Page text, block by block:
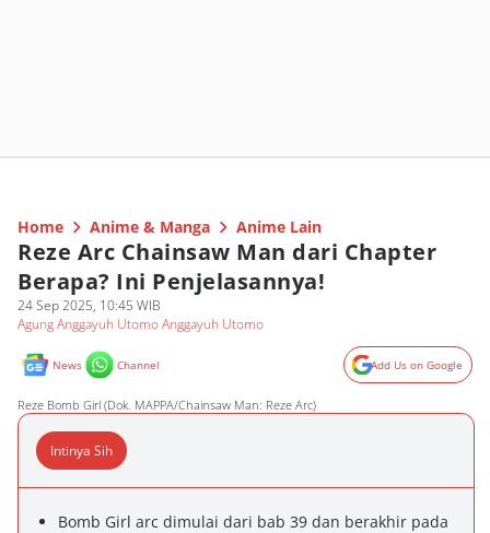
Home Anime & Manga Anime Lain
Reze Arc Chainsaw Man dari Chapter
Berapa? Ini Penjelasannya!
24 Sep 2025, 10:45 WIB
Agung Anggayuh Utomo Anggayuh Utomo
News Channel Add Us on Google
Reze Bomb Girl (Dok. MAPPA/Chainsaw Man: Reze Arc)
Intinya Sih
Bomb Girl arc dimulai dari bab 39 dan berakhir pada